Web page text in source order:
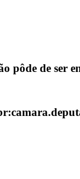
pôde de ser